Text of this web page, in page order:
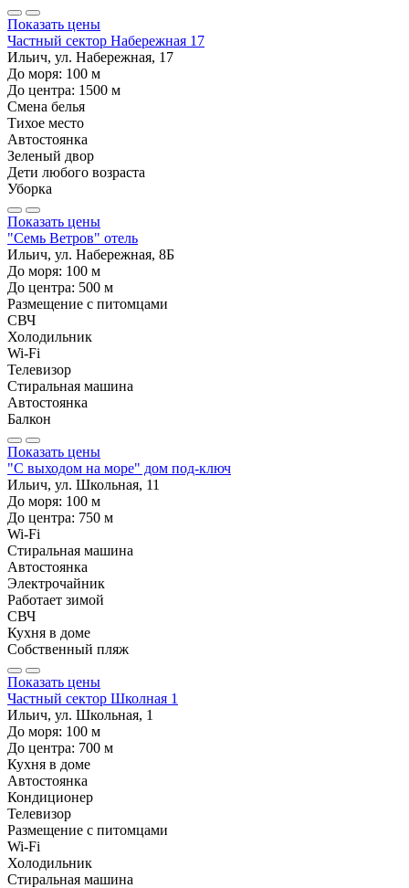
Показать цены
Частный сектор Набережная 17
Ильич, ул. Набережная, 17
До моря: 100 м
До центра: 1500 м
Смена белья
Тихое место
Автостоянка
Зеленый двор
Дети любого возраста
Уборка
Показать цены
"Семь Ветров" отель
Ильич, ул. Набережная, 8Б
До моря: 100 м
До центра: 500 м
Размещение с питомцами
СВЧ
Холодильник
Wi-Fi
Телевизор
Стиральная машина
Автостоянка
Балкон
Показать цены
"С выходом на море" дом под-ключ
Ильич, ул. Школьная, 11
До моря: 100 м
До центра: 750 м
Wi-Fi
Стиральная машина
Автостоянка
Электрочайник
Работает зимой
СВЧ
Кухня в доме
Собственный пляж
Показать цены
Частный сектор Школная 1
Ильич, ул. Школьная, 1
До моря: 100 м
До центра: 700 м
Кухня в доме
Автостоянка
Кондиционер
Телевизор
Размещение с питомцами
Wi-Fi
Холодильник
Стиральная машина